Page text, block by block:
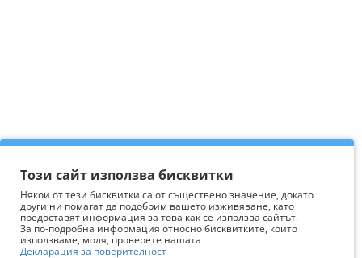
Този сайт използва бисквитки
Някои от тези бисквитки са от съществено значение, докато
други ни помагат да подобрим вашето изживяване, като
предоставят информация за това как се използва сайтът.
За по-подробна информация относно бисквитките, които
използваме, моля, проверете нашата
Декларация за поверителност